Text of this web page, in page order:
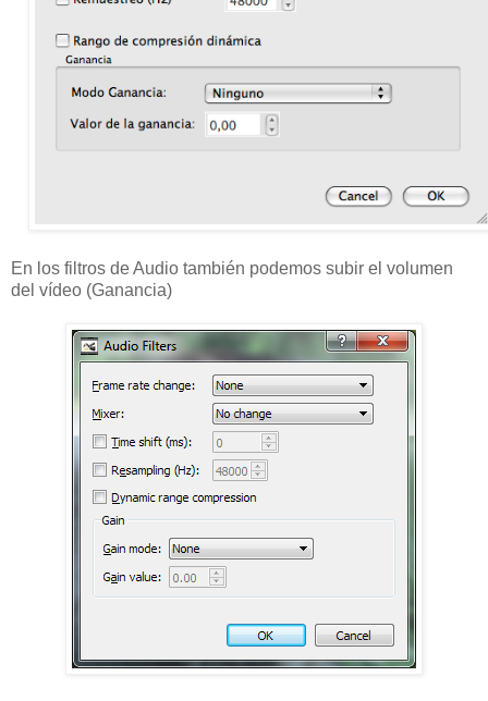
En los filtros de Audio también podemos subir el volumen
del vídeo (Ganancia)